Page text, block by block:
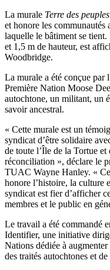
La murale Terre des
et honore les communautés
laquelle le bâtiment se
et 1,5 m de hauteur, est
Woodbridge.
La murale a été conçue par
Première Nation Moose
autochtone, un militant, un
savoir ancestral.
« Cette murale est un
syndicat d’être solidaire
de toute l’Île de la Tortue
réconciliation », déclare le
TUAC Wayne Hanley. «
honore l’histoire, la culture
syndicat est fier d’afficher
membres et le public en
Le travail a été commandé
Identifier, une initiative
Nations dédiée à
des traités autochtones et